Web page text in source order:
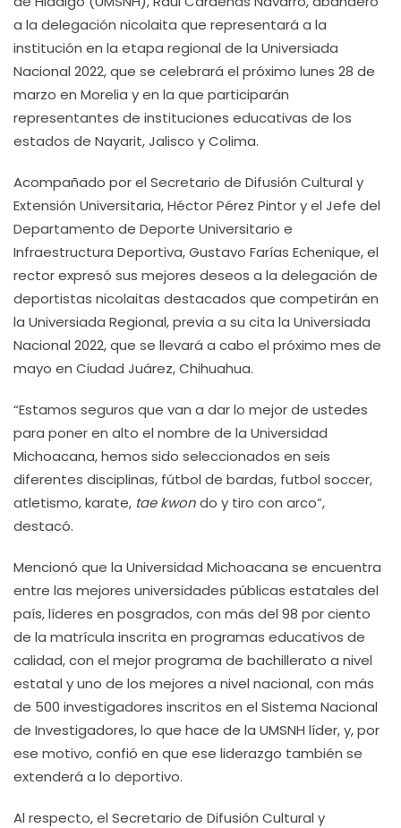
a la delegación nicolaita que representará a la
institución en la etapa regional de la Universiada
Nacional 2022, que se celebrará el próximo lunes 28 de
marzo en Morelia y en la que participarán
representantes de instituciones educativas de los
estados de Nayarit, Jalisco y Colima.
Acompañado por el Secretario de Difusión Cultural y
Extensión Universitaria, Héctor Pérez Pintor y el Jefe del
Departamento de Deporte Universitario e
Infraestructura Deportiva, Gustavo Farías Echenique, el
rector expresó sus mejores deseos a la delegación de
deportistas nicolaitas destacados que competirán en
la Universiada Regional, previa a su cita la Universiada
Nacional 2022, que se llevará a cabo el próximo mes de
mayo en Ciudad Juárez, Chihuahua.
“Estamos seguros que van a dar lo mejor de ustedes
para poner en alto el nombre de la Universidad
Michoacana, hemos sido seleccionados en seis
diferentes disciplinas, fútbol de bardas, futbol soccer,
atletismo, karate, tae kwondo y tiro con arco”,
destacó.
Mencionó que la Universidad Michoacana se encuentra
entre las mejores universidades públicas estatales del
país, líderes en posgrados, con más del 98 por ciento
de la matrícula inscrita en programas educativos de
calidad, con el mejor programa de bachillerato a nivel
estatal y uno de los mejores a nivel nacional, con más
de 500 investigadores inscritos en el Sistema Nacional
de Investigadores, lo que hace de la UMSNH líder, y, por
ese motivo, confió en que ese liderazgo también se
extenderá a lo deportivo.
Al respecto, el Secretario de Difusión Cultural y